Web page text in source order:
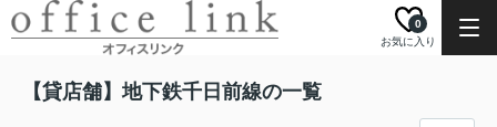
お気に入り
0
【貸店舗】地下鉄千日前線の一覧